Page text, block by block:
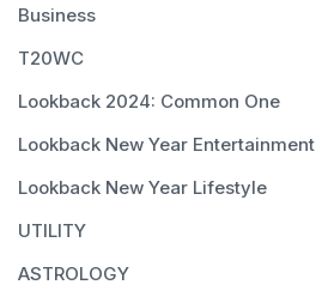
Business
T20WC
Lookback 2024: Common One
Lookback New Year Entertainment
Lookback New Year Lifestyle
UTILITY
ASTROLOGY